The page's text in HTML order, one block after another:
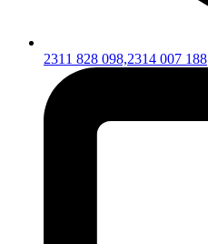
2311 828 098,2314 007 188